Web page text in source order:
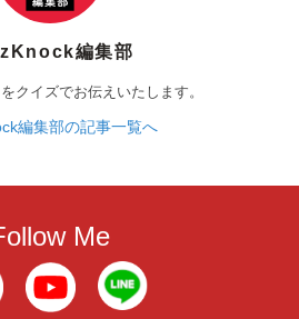
編集部
クイズでお伝えいたします。
編集部の記事一覧へ
Me